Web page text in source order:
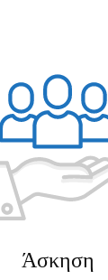
Άσκηση